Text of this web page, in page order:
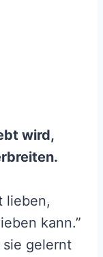
wird,
lieben,
kann.”
gelernt